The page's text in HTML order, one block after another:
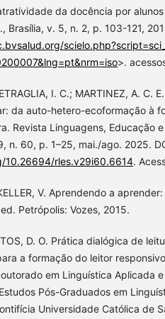
da docência por alunos
Brasília, v. 5, n. 2, p. 103-121,
>.
I. C.; MARTINEZ, A. C.
da auto-hetero-ecoformação à
Revista Linguagens, Educação
n. 60, p. 1–25, mai./ago. 2025.
10.26694/rles.v29i60.6614.
V. Aprendendo a
Petrópolis: Vozes, 2015.
D. O. Prática dialógica de
a formação do leitor
em Linguística Aplicada
Pós-Graduados em
Universidade Católica de